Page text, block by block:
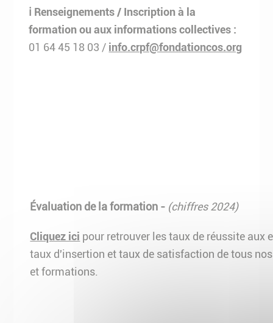
ℹ️ Renseignements / Inscription à la
formation ou aux informations collectives :
01 64 45 18 03 / info.crpf@fondationcos.org
Évaluation de la formation - (chiffres 2024)
Cliquez ici pour retrouver les taux de réussite aux
taux d'insertion et taux de satisfaction de tous
et formations.